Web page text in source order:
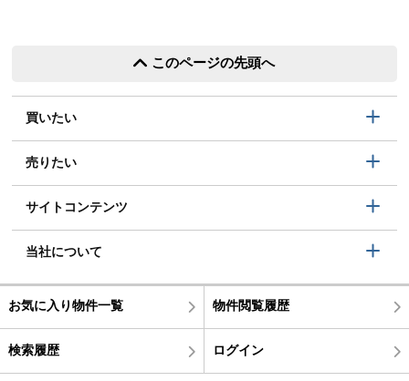
このページの先頭へ
買いたい
売りたい
サイトコンテンツ
当社について
お気に入り物件一覧 物件閲覧履歴
検索履歴 ログイン